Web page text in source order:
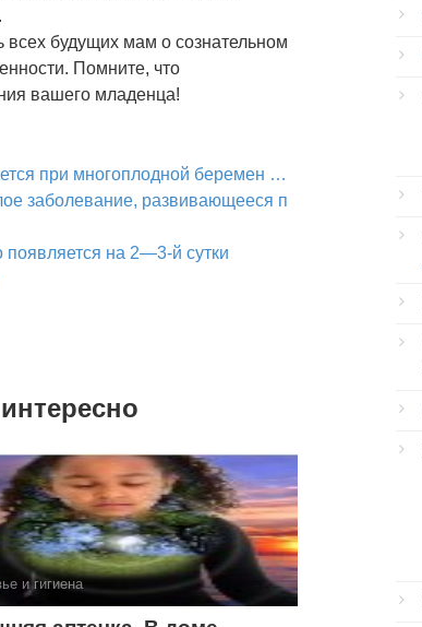
будущих мам о сознательном
Помните, что
вашего младенца!
при многоплод­ной беремен …
заболевание, развивающееся п
на 2—3-й сутки
и гигиена